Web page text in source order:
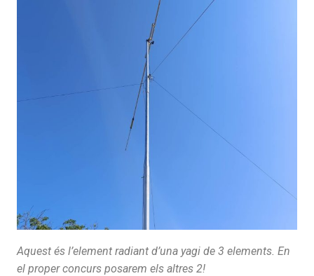
Aquest és l’element radiant d’una yagi de 3 elements. En
el proper concurs posarem els altres 2!